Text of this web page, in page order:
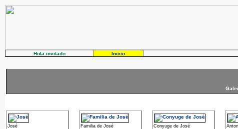
Hola invitado Inicio
José Familia de José Conyuge de José